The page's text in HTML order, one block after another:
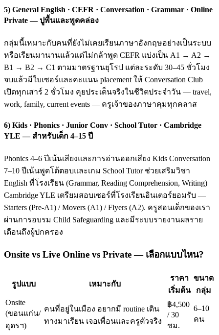
5) General English · CEFR · Conversation · Grammar · Online
Private — ปูพื้นและพูดคล่อง
กลุ่มนี้เหมาะกับคนที่ยังไม่เคยเรียนภาษาอังกฤษอย่างเป็นระบบ
หรือเรียนมานานแล้วแต่ไม่กล้าพูด CEFR แบ่งเป็น A1 → A2 →
B1 → B2 → C1 ตามมาตรฐานยุโรป แต่ละระดับ 30–45 ชั่วโมง
จบแล้วมีใบเซอร์และคะแนน placement ให้ Conversation Club
เปิดทุกเสาร์ 2 ชั่วโมง คุยประเด็นจริงในชีวิตประจำวัน — travel,
work, family, current events — ครูเจ้าของภาษาคุมทุกคลาส
6) Kids · Phonics · Junior Conv · School Tutor · Cambridge
YLE — สำหรับเด็ก 4–15 ปี
Phonics 4–6 ปีเน้นเสียงและการอ่านออกเสียง Kids Conversation
7–10 ปีเน้นพูดโต้ตอบและเกม School Tutor ช่วยเสริมวิชา
English ที่โรงเรียน (Grammar, Reading Comprehension, Writing)
Cambridge YLE เตรียมสอบเซอร์ที่โรงเรียนอินเตอร์ยอมรับ —
Starters (Pre-A1) / Movers (A1) / Flyers (A2). ครูสอนเด็กของเรา
ผ่านการอบรม Child Safeguarding และมีระบบรายงานผลราย
เดือนถึงผู้ปกครอง
Onsite vs Live Online vs Private — เลือกแบบไหน?
รูปแบบ เหมาะกับ
ราคา
เริ่มต้น
ขนาด
กลุ่ม
Onsite
(ขอนแก่น/
อุดรฯ)
คนที่อยู่ในเมือง อยากมี routine เดิน
ทางมาเรียน เจอเพื่อนและครูตัวจริง
฿4,500
/ 30
ชม.
6–10
คน